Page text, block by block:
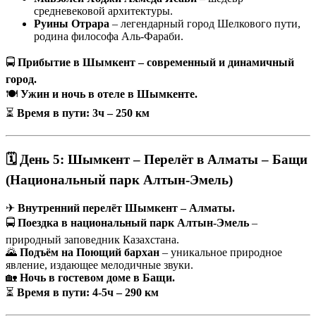
средневековой архитектуры.
Руины Отрара – легендарный город Шелкового пути,
родина философа Аль-Фараби.
🚍 Прибытие в Шымкент – современный и динамичный
город.
🍽 Ужин и ночь в отеле в Шымкенте.
⏳ Время в пути: 3ч – 250 км
🗓 День 5: Шымкент – Перелёт в Алматы – Бащи
(Национальный парк Алтын-Эмель)
✈ Внутренний перелёт Шымкент – Алматы.
🚍 Поездка в национальный парк Алтын-Эмель –
природный заповедник Казахстана.
🌄 Подъём на Поющий бархан – уникальное природное
явление, издающее мелодичные звуки.
🏡 Ночь в гостевом доме в Бащи.
⏳ Время в пути: 4-5ч – 290 км